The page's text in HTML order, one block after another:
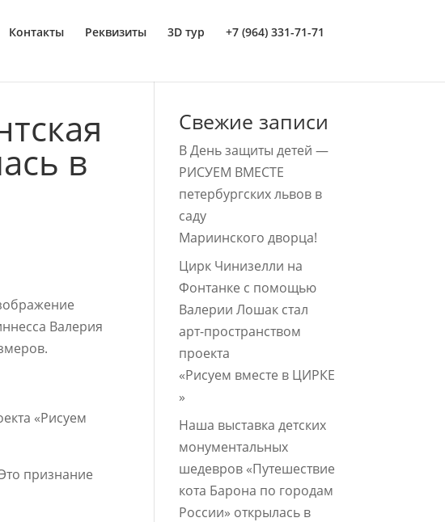
Контакты Реквизиты 3D тур +7 (964) 331-71-71
в
Валерия
«Рисуем
признание
Свежие записи
В День защиты детей —
РИСУЕМ ВМЕСТЕ
петербургских львов в
саду
Мариинского дворца!
Цирк Чинизелли на
Фонтанке с помощью
Валерии Лошак стал
арт-пространством
проекта
«Рисуем вместе в ЦИРКЕ
»
Наша выставка детских
монументальных
шедевров «Путешествие
кота Барона по городам
России» открылась в